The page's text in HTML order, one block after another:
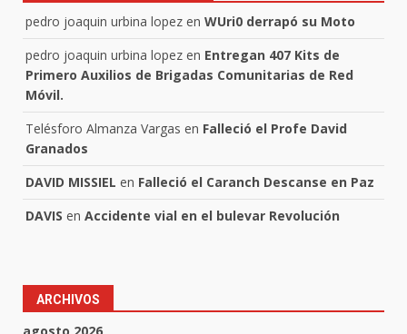
pedro joaquin urbina lopez en WUri0 derrapó su Moto
pedro joaquin urbina lopez en Entregan 407 Kits de
Primero Auxilios de Brigadas Comunitarias de Red
Móvil.
Telésforo Almanza Vargas en Falleció el Profe David
Granados
DAVID MISSIEL en Falleció el Caranch Descanse en Paz
DAVIS en Accidente vial en el bulevar Revolución
ARCHIVOS